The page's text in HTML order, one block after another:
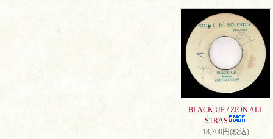
BLACK UP / ZION ALL
STRAS
18,700円(税込)